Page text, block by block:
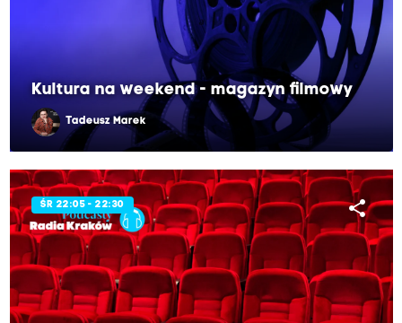
Kultura na weekend - magazyn filmowy
Tadeusz Marek
ŚR 22:05 - 22:30 share